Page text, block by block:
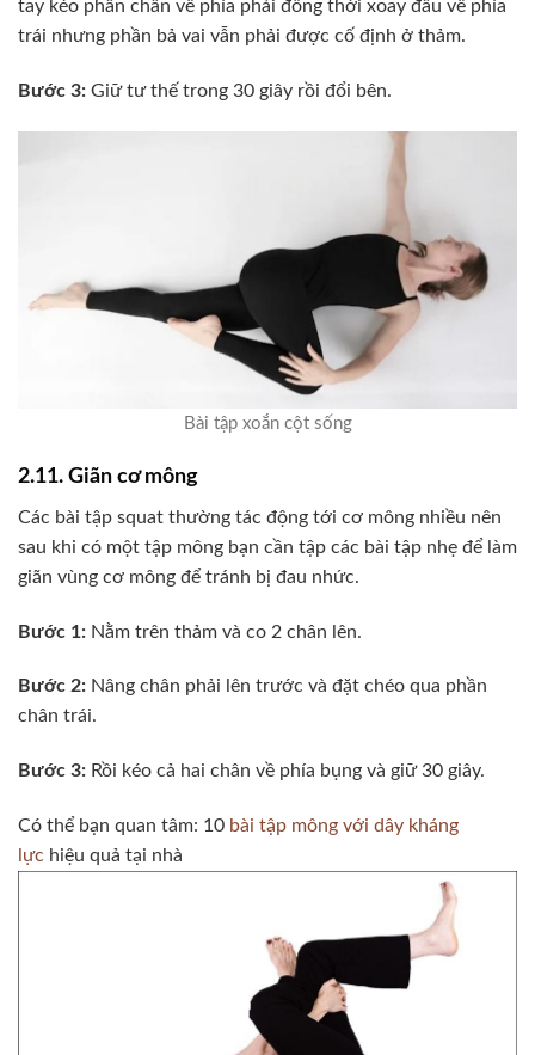
tay kéo phần chân về phía phải đồng thời xoay đầu về phía
trái nhưng phần bả vai vẫn phải được cố định ở thảm.
Bước 3: Giữ tư thế trong 30 giây rồi đổi bên.
Bài tập xoắn cột sống
2.11. Giãn cơ mông
Các bài tập squat thường tác động tới cơ mông nhiều nên
sau khi có một tập mông bạn cần tập các bài tập nhẹ để làm
giãn vùng cơ mông để tránh bị đau nhức.
Bước 1: Nằm trên thảm và co 2 chân lên.
Bước 2: Nâng chân phải lên trước và đặt chéo qua phần
chân trái.
Bước 3: Rồi kéo cả hai chân về phía bụng và giữ 30 giây.
Có thể bạn quan tâm: 10 bài tập mông với dây kháng
lực hiệu quả tại nhà